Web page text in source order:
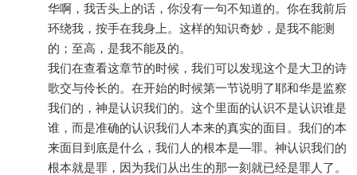
华啊，我舌头上的话，你没有一句不知道的。你在我前后
环绕我，按手在我身上。这样的知识奇妙，是我不能测
的；至高，是我不能及的。
我们在查看这章节的时候，我们可以发现这个是大卫的诗
歌交与伶长的。在开始的时候第一节说明了耶和华是监察
我们的，神是认识我们的。这个里面的认识不是认识谁是
谁，而是准确的认识我们人本来的真实的面目。我们的本
来面目到底是什么，我们人的根本是—罪。神认识我们的
根本就是罪，因为我们从出生的那一刻就已经是罪人了。